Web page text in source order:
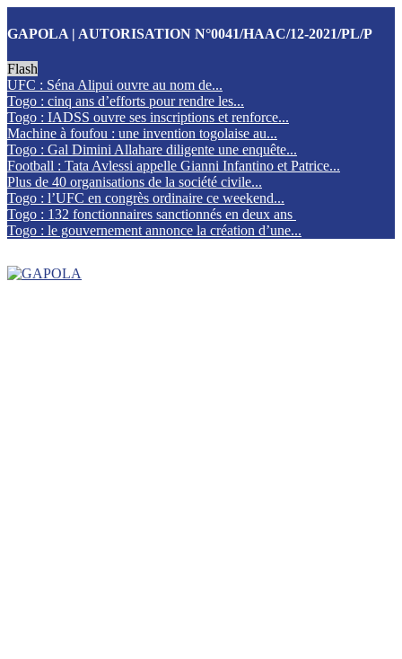
GAPOLA | AUTORISATION N°0041/HAAC/12-2021/PL/P
Flash
UFC : Séna Alipui ouvre au nom de...
Togo : cinq ans d’efforts pour rendre les...
Togo : IADSS ouvre ses inscriptions et renforce...
Machine à foufou : une invention togolaise au...
Togo : Gal Dimini Allahare diligente une enquête...
Football : Tata Avlessi appelle Gianni Infantino et Patrice...
Plus de 40 organisations de la société civile...
Togo : l’UFC en congrès ordinaire ce weekend...
Togo : 132 fonctionnaires sanctionnés en deux ans
Togo : le gouvernement annonce la création d’une...